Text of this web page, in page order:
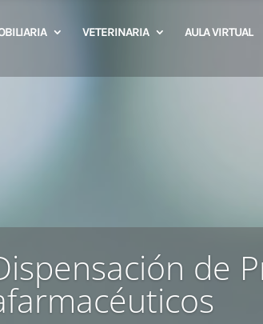
VETERINARIA AULA VIRTUAL
de